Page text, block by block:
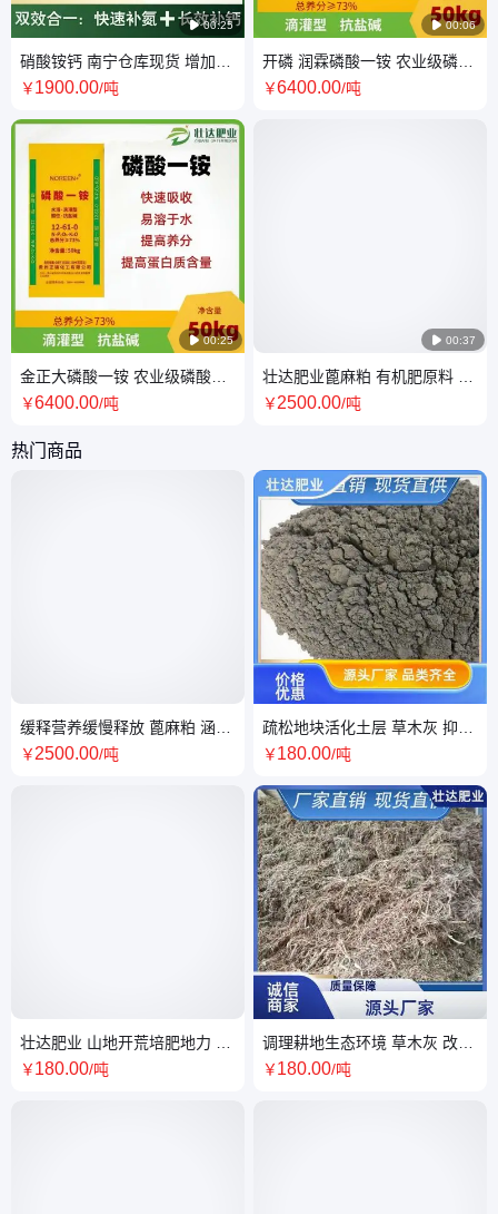
 00:25
硝酸铵钙 南宁仓库现货 增加土
壤养分 白色颗粒全水溶 硝酸铵
￥1900.00/吨
 00:25
金正大磷酸一铵 农业级磷酸一
铵 全水溶磷酸一铵 73%磷酸一
￥6400.00/吨
 00:06
开磷 润霖磷酸一铵 农业级磷酸
一铵 全水溶磷酸一铵 73%磷酸
￥6400.00/吨
 00:37
壮达肥业蓖麻粕 有机肥原料 绿
色种植专用 用途广泛
￥2500.00/吨
热门商品
缓释营养缓慢释放 蓖麻粕 涵养
耕地自然地力 壮达肥业
￥2500.00/吨
壮达肥业 山地开荒培肥地力 草
木灰 撒施拌土操作简易
￥180.00/吨
疏松地块活化土层 草木灰 抑制
田间病虫滋生 壮达肥业
￥180.00/吨
调理耕地生态环境 草木灰 改善
泥土板结现状 壮达肥业
￥180.00/吨